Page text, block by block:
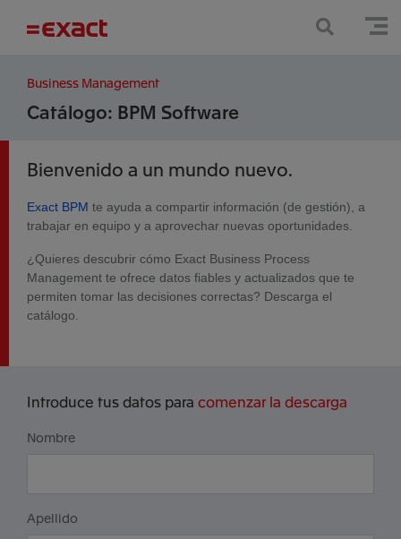
Business Management
Catálogo: BPM Software
Bienvenido a un mundo nuevo.
Exact BPM te ayuda a compartir información (de gestión), a
trabajar en equipo y a aprovechar nuevas oportunidades.
¿Quieres descubrir cómo Exact Business Process
Management te ofrece datos fiables y actualizados que te
permiten tomar las decisiones correctas? Descarga el
catálogo.
Introduce tus datos para comenzar la descarga
Nombre
Apellido